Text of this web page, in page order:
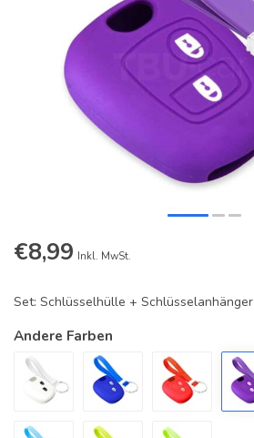
€8,99 Inkl. MwSt.
Set: Schlüsselhülle + Schlüsselanhänger
Andere Farben